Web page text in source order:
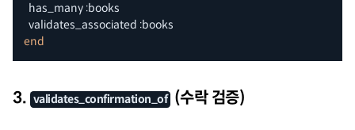
  has_many
:books
  validates_associated
:books
end
3. validates_confirmation_of (수락 검증)